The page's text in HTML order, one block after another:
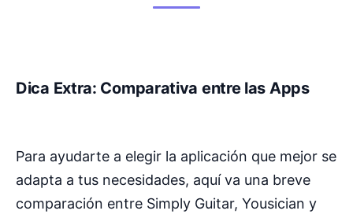
Dica Extra: Comparativa entre las Apps
Para ayudarte a elegir la aplicación que mejor se
adapta a tus necesidades, aquí va una breve
comparación entre Simply Guitar, Yousician y